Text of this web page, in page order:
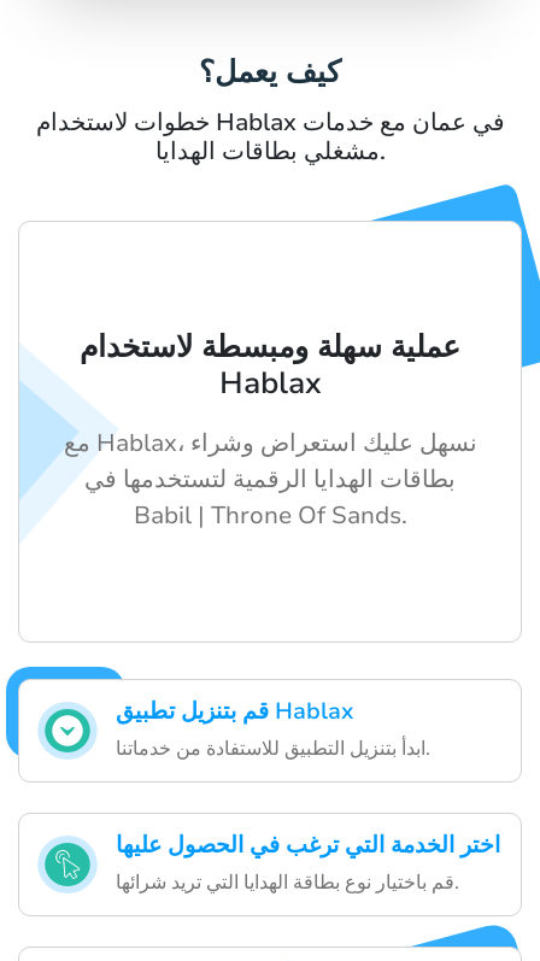
كيف يعمل؟
خطوات لاستخدام Hablax في عمان مع خدمات
مشغلي بطاقات الهدايا.
قم بتنزيل تطبيق Hablax
ابدأ بتنزيل التطبيق للاستفادة من خدماتنا.
اختر الخدمة التي ترغب في الحصول عليها
قم باختيار نوع بطاقة الهدايا التي تريد شرائها.
عملية سهلة ومبسطة لاستخدام
Hablax
مع Hablax، نسهل عليك استعراض وشراء
بطاقات الهدايا الرقمية لتستخدمها في
Babil | Throne Of Sands.